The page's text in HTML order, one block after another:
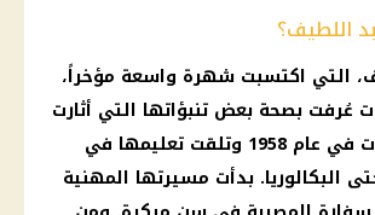
اللطيف؟
، التي اكتسبت شهرة واسعة مؤخراً،
عُرفت بصحة بعض تنبؤاتها التي أثارت
تعليمها في
البكالوريا. بدأت مسيرتها المهنية